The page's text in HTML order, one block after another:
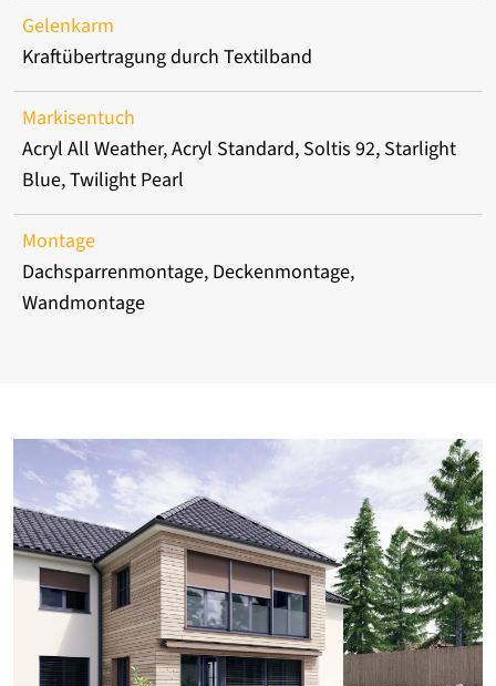
Gelenkarm
Kraftübertragung durch Textilband
Markisentuch
Acryl All Weather, Acryl Standard, Soltis 92, Starlight
Blue, Twilight Pearl
Montage
Dachsparrenmontage, Deckenmontage,
Wandmontage